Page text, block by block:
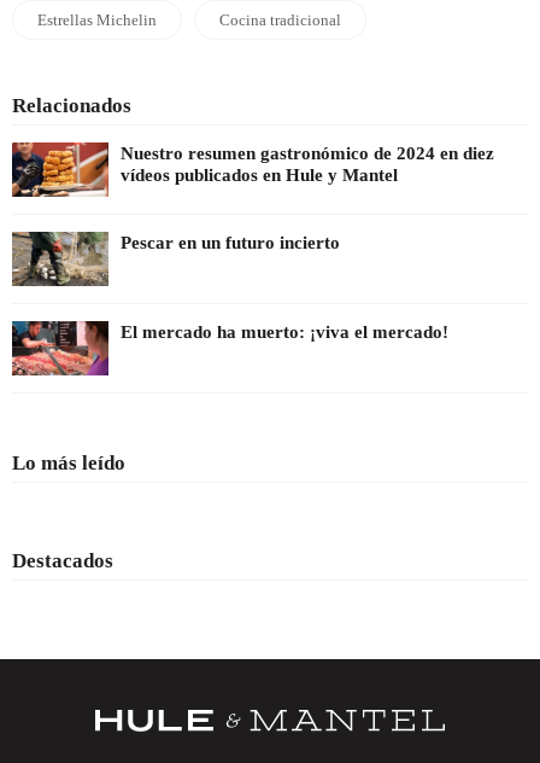
Estrellas Michelin Cocina tradicional
Relacionados
Nuestro resumen gastronómico de 2024 en diez
vídeos publicados en Hule y Mantel
Pescar en un futuro incierto
El mercado ha muerto: ¡viva el mercado!
Lo más leído
Destacados